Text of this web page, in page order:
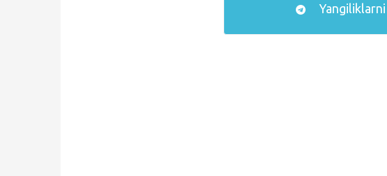
Yangiliklarni